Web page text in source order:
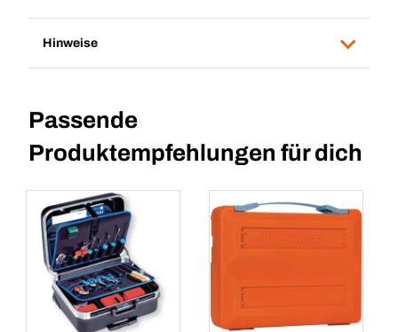
Hinweise
Passende
Produktempfehlungen für dich